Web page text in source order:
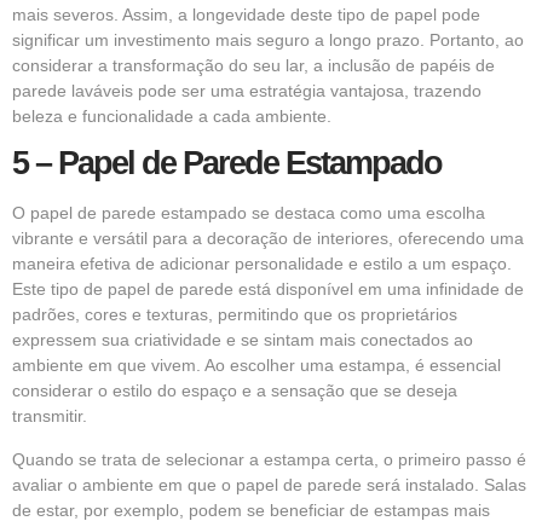
mais severos. Assim, a longevidade deste tipo de papel pode
significar um investimento mais seguro a longo prazo. Portanto, ao
considerar a transformação do seu lar, a inclusão de papéis de
parede laváveis pode ser uma estratégia vantajosa, trazendo
beleza e funcionalidade a cada ambiente.
5 – Papel de Parede Estampado
O papel de parede estampado se destaca como uma escolha
vibrante e versátil para a decoração de interiores, oferecendo uma
maneira efetiva de adicionar personalidade e estilo a um espaço.
Este tipo de papel de parede está disponível em uma infinidade de
padrões, cores e texturas, permitindo que os proprietários
expressem sua criatividade e se sintam mais conectados ao
ambiente em que vivem. Ao escolher uma estampa, é essencial
considerar o estilo do espaço e a sensação que se deseja
transmitir.
Quando se trata de selecionar a estampa certa, o primeiro passo é
avaliar o ambiente em que o papel de parede será instalado. Salas
de estar, por exemplo, podem se beneficiar de estampas mais